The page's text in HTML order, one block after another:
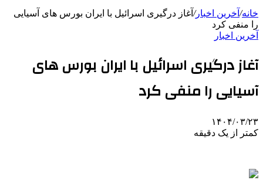
خانه/ آخرین اخبار/ آغاز درگیری اسرائیل با ایران بورس های آسیایی
را منفی کرد
آخرین اخبار
آغاز درگیری اسرائیل با ایران بورس های
آسیایی را منفی کرد
۱۴۰۴/۰۳/۲۳
کمتر از یک دقیقه